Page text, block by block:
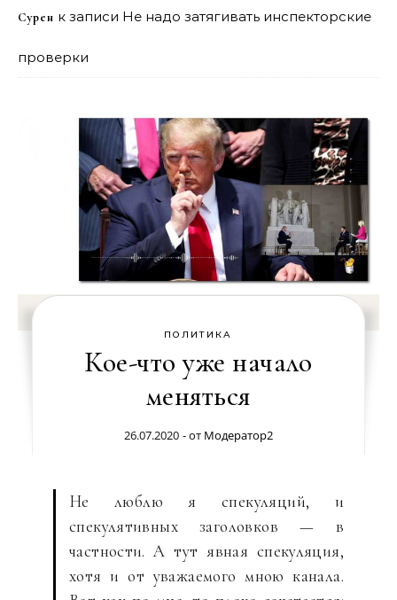
Сурен к записи Не надо затягивать инспекторские
проверки
ПОЛИТИКА
Кое-что уже начало
меняться
26.07.2020 - от Модератор2
Не люблю я спекуляций, и
спекулятивных заголовков — в
частности. А тут явная спекуляция,
хотя и от уважаемого мною канала.